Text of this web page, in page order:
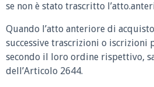
se non è stato trascritto
Quando l’atto anteriore di
successive trascrizioni o iscrizioni
secondo il loro ordine rispettivo,
dell’Articolo 2644.